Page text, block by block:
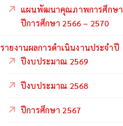
แผนพัฒนาคุณภาพการศึกษา
ปีการศึกษา 2566 – 2570
รายงานผลการดำเนินงานประจำปี
ปีงบประมาณ 2569
ปีงบประมาณ 2568
ปีการศึกษา 2567